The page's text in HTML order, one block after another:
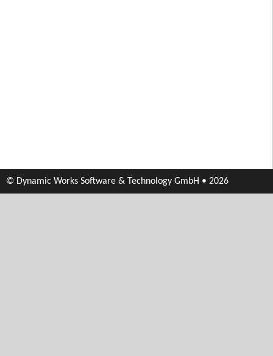
© Dynamic Works Software & Technology GmbH • 2026